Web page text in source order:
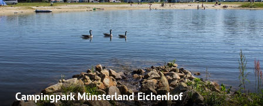
Campingpark Münsterland Eichenhof